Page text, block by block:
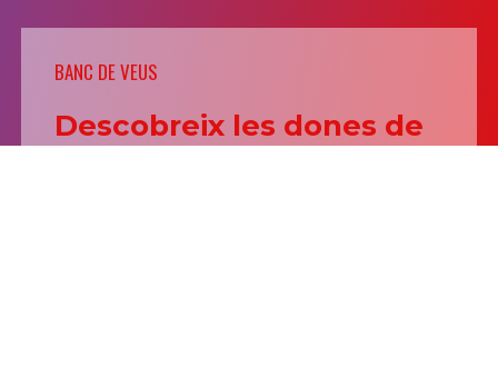
BANC DE VEUS
Descobreix les dones de